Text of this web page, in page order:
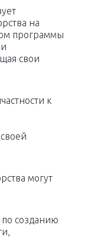
на
программы
свои
к
могут
созданию